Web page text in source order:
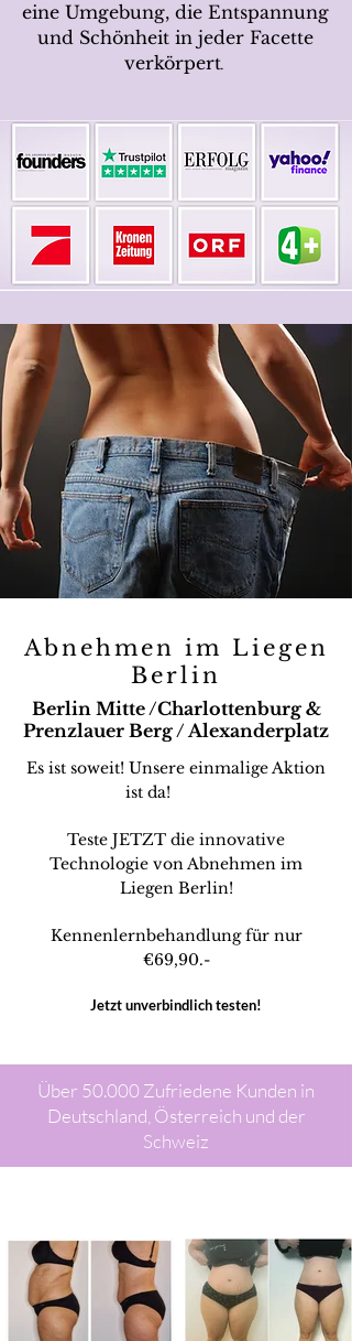
eine Umgebung, die Entspannung
und Schönheit in jeder Facette
verkörpert.
Abnehmen im Liegen
Berlin
Berlin Mitte /Charlottenburg &
Prenzlauer Berg / Alexanderplatz
Es ist soweit! Unsere einmalige Aktion
ist da!
Teste JETZT die innovative
Technologie von Abnehmen im
Liegen Berlin!
Kennenlernbehandlung für nur
€69,90.-
Jetzt unverbindlich testen!
Über 50.000 Zufriedene Kunden in
Deutschland, Österreich und der
Schweiz